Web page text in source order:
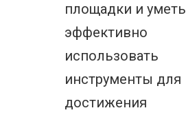
площадки и уметь
эффективно
использовать
инструменты для
достижения